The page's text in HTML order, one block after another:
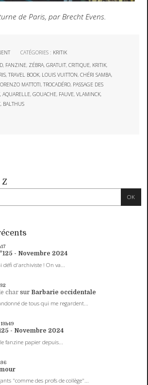
de Paris, par Brecht Evens.
CATÉGORIES : KRITIK
, FANZINE, ZÉBRA,GRATUIT,CRITIQUE, KRITIK,
,TRAVEL BOOK, LOUIS VUITTON,CHÉRI SAMBA,
MATTOTI,TROCADÉRO, PASSAGE DES
,AQUARELLE,GOUACHE, FAUVE,VLAMINCK,
, BALTHUS
Z
- Novembre 2024
d'archiviste ! On va...
char sur Barbarie occidentale
de tous qui me regardent...
13h49
- Novembre 2024
fanzine papier depuis...
"comme des profs de collège"...